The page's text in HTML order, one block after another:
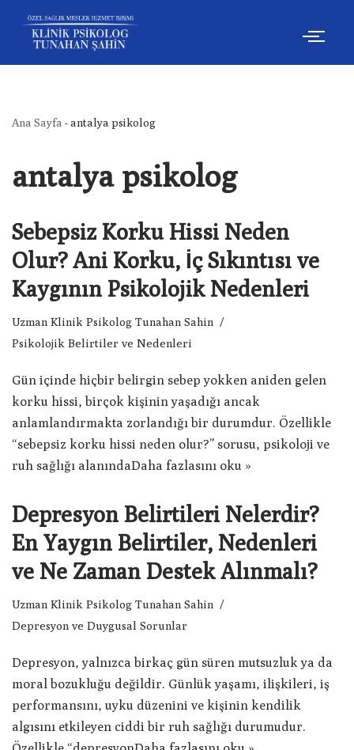
İçeriğe
geç
Ana Sayfa -antalya psikolog
antalya psikolog
Sebepsiz Korku Hissi Neden
Olur? Ani Korku, İç Sıkıntısı ve
Kaygının Psikolojik Nedenleri
Uzman Klinik Psikolog Tunahan Sahin
Psikolojik Belirtiler ve Nedenleri
Gün içinde hiçbir belirgin sebep yokken aniden gelen
korku hissi, birçok kişinin yaşadığı ancak
anlamlandırmakta zorlandığı bir durumdur. Özellikle
“sebepsiz korku hissi neden olur?” sorusu, psikoloji ve
ruh sağlığı alanındaDaha fazlasını oku »
Depresyon Belirtileri Nelerdir?
En Yaygın Belirtiler, Nedenleri
ve Ne Zaman Destek Alınmalı?
Uzman Klinik Psikolog Tunahan Sahin
Depresyon ve Duygusal Sorunlar
Depresyon, yalnızca birkaç gün süren mutsuzluk ya da
moral bozukluğu değildir. Günlük yaşamı, ilişkileri, iş
performansını, uyku düzenini ve kişinin kendilik
algısını etkileyen ciddi bir ruh sağlığı durumudur.